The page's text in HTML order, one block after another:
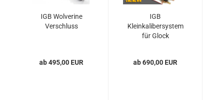
IGB Wolverine
Verschluss
ab 495,00 EUR
IGB
Kleinkalibersystem
für Glock
ab 690,00 EUR